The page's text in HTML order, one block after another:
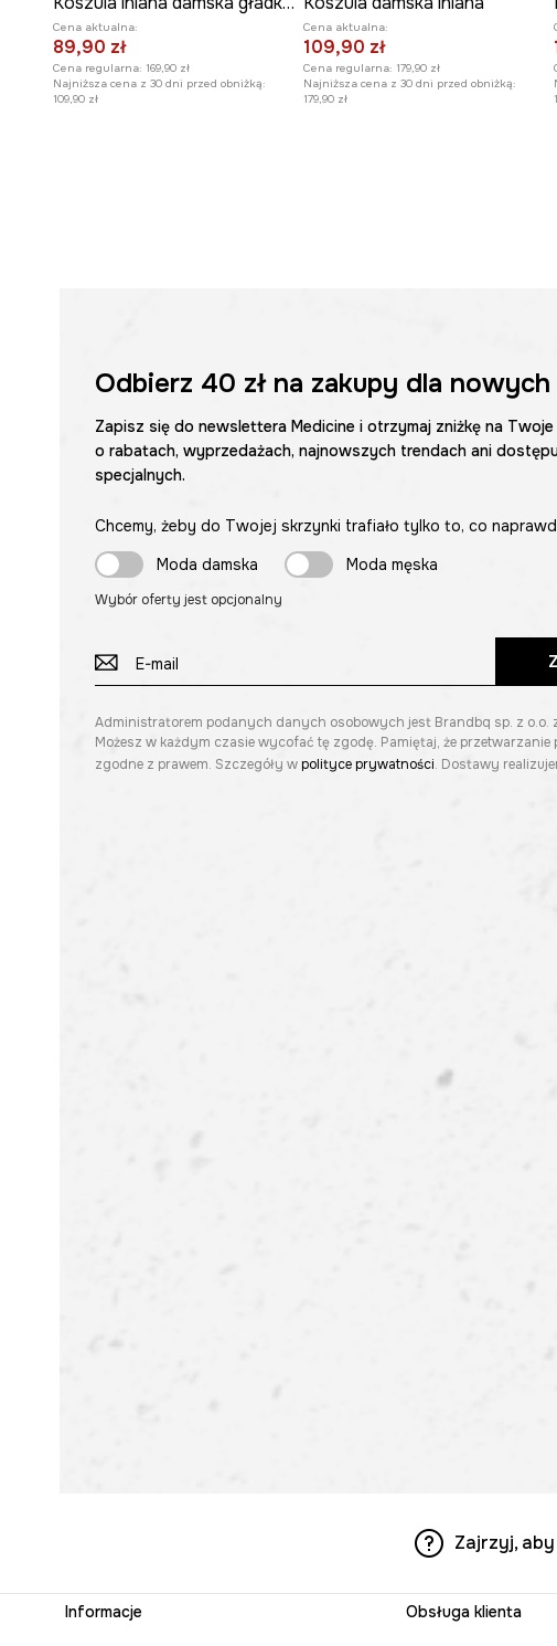
Cena aktualna:
89,90 zł
Cena regularna: 169,90 zł
Najniższa cena z 30 dni przed obniżką:
109,90 zł
Cena aktualna:
109,90 zł
Cena regularna: 179,90 zł
Najniższa cena z 30 dni przed obniżką:
179,90 zł
Odbierz 40 złna zakupy dla
Zapisz się do newslettera Medicine i otrzymaj zniżkę na
o rabatach, wyprzedażach, najnowszych trendach ani
specjalnych.
Chcemy, żeby do Twojej skrzynki trafiało tylko to, co
Moda damska
Moda męska
Wybór oferty jest opcjonalny
Administratorem podanych danych osobowych jest Brandbq sp. z o.o.
Możesz w każdym czasie wycofać tę zgodę. Pamiętaj, że
zgodne z prawem. Szczegóły w polityce prywatności. Dostawy
Zajrzyj,
Informacje Obsługa klienta